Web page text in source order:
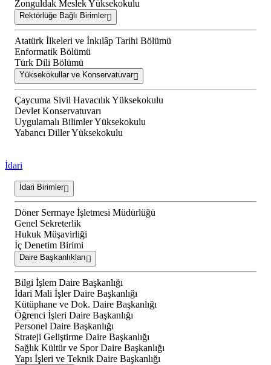
Zonguldak Meslek Yüksekokulu
Rektörlüğe Bağlı Birimler
Atatürk İlkeleri ve İnkılâp Tarihi Bölümü
Enformatik Bölümü
Türk Dili Bölümü
Yüksekokullar ve Konservatuvar
Çaycuma Sivil Havacılık Yüksekokulu
Devlet Konservatuvarı
Uygulamalı Bilimler Yüksekokulu
Yabancı Diller Yüksekokulu
İdari
İdari Birimler
Döner Sermaye İşletmesi Müdürlüğü
Genel Sekreterlik
Hukuk Müşavirliği
İç Denetim Birimi
Daire Başkanlıkları
Bilgi İşlem Daire Başkanlığı
İdari Mali İşler Daire Başkanlığı
Kütüphane ve Dok. Daire Başkanlığı
Öğrenci İşleri Daire Başkanlığı
Personel Daire Başkanlığı
Strateji Geliştirme Daire Başkanlığı
Sağlık Kültür ve Spor Daire Başkanlığı
Yapı İşleri ve Teknik Daire Başkanlığı